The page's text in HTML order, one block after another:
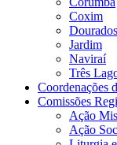
Coxim
Dourados
Jardim
Naviraí
Três
Coordenações
Comissões
Ação
Ação